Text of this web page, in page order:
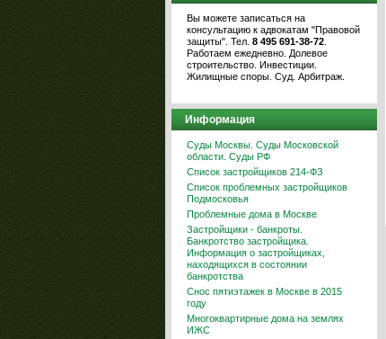
Вы можете записаться на
консультацию к адвокатам "Правовой
защиты". Тел. 8 495 691-38-72
Работаем ежедневно. Долевое
строительство. Инвестиции.
Жилищные споры. Суд. Арбитраж.
Информация
Суды Москвы. Суды Московской
области. Суды РФ
Список застройщиков 214-ФЗ
Список проблемных застройщиков
Подмосковья
Проблемные дома в Москве
Застройщики - банкроты.
Банкротство застройщика.
Информация о застройщиках,
находящихся в состоянии
банкротства
Снос пятиэтажек в Москве в 2015
году
Многоквартирные дома на землях
ИЖС